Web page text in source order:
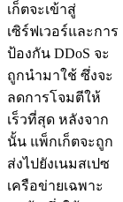
เก็ตจะเข้าสู่
เซิร์ฟเวอร์และการ
ป้องกัน DDoS จะ
ถูกนำมาใช้ ซึ่งจะ
ลดการโจมตีให้
เร็วที่สุด หลังจาก
นั้น แพ็กเก็ตจะถูก
ส่งไปยังเนมสเปซ
เครือข่ายเฉพาะ